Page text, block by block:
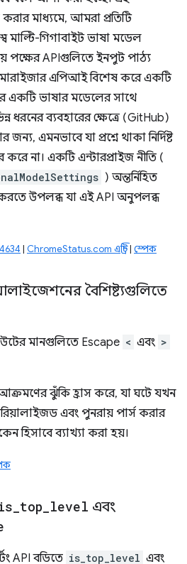
করার মাধ্যমে, আমরা প্রতিটি
মাল্টি-গিগাবাইট ভাষা মডেল
APIগুলিতে ইনপুট পাঠ্য
এপিআই বিশেষ করে একটি
একটি ভাষার মডেলের সাথে
ধরনের ব্যবহারের ক্ষেত্রে (GitHub)
এমনভাবে যা প্রশ্নে থাকা নির্দিষ্ট
না। একটি এন্টারপ্রাইজ নীতি (
) অন্তর্নিহিত
উপলব্ধ যা এই API অনুপলব্ধ
| ChromeStatus.com এন্ট্রি| স্পেক
বৈশিষ্ট্যগুলিতে
মানগুলিতে Escape < এবং >
ঝুঁকি হ্রাস করে, যা ঘটে যখন
এবং পুনরায় পার্স করার
হিসাবে ব্যাখ্যা করা হয়।
top level এবং
API বডিতে is_top_level এবং